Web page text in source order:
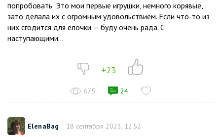
попробовать Это мои первые игрушки, немного корявые,
зато делала их с огромным удовольствием. Если что-то из
них сгодится для елочки — буду очень рада. С
наступающими...
+23
675 24
ElenaBag 18 сентября 2023, 12:52